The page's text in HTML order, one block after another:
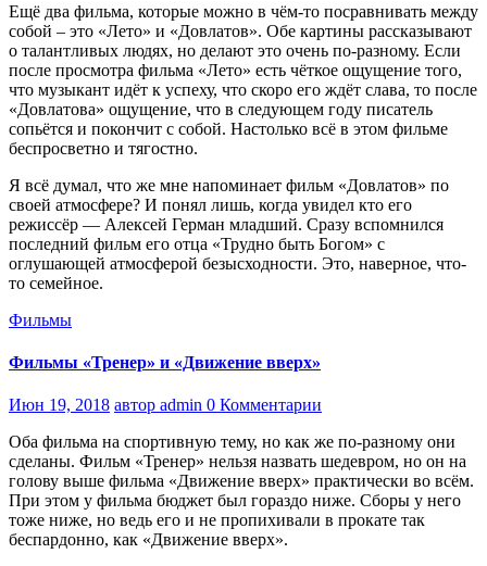
Ещё два фильма, которые можно в чём-то посравнивать между
собой – это «Лето» и «Довлатов». Обе картины рассказывают
о талантливых людях, но делают это очень по-разному. Если
после просмотра фильма «Лето» есть чёткое ощущение того,
что музыкант идёт к успеху, что скоро его ждёт слава, то после
«Довлатова» ощущение, что в следующем году писатель
сопьётся и покончит с собой. Настолько всё в этом фильме
беспросветно и тягостно.
Я всё думал, что же мне напоминает фильм «Довлатов» по
своей атмосфере? И понял лишь, когда увидел кто его
режиссёр — Алексей Герман младший. Сразу вспомнился
последний фильм его отца «Трудно быть Богом» с
оглушающей атмосферой безысходности. Это, наверное, что-
то семейное.
Фильмы
Фильмы «Тренер» и «Движение вверх»
Июн 19, 2018 автор admin 0 Комментарии
Оба фильма на спортивную тему, но как же по-разному они
сделаны. Фильм «Тренер» нельзя назвать шедевром, но он на
голову выше фильма «Движение вверх» практически во всём.
При этом у фильма бюджет был гораздо ниже. Сборы у него
тоже ниже, но ведь его и не пропихивали в прокате так
беспардонно, как «Движение вверх».